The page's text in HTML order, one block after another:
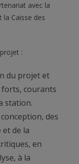
avec la
Caisse des
:
du projet et
courants
station.
des
et de la
en
à la